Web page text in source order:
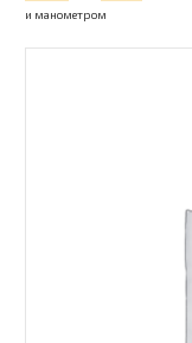
и манометром